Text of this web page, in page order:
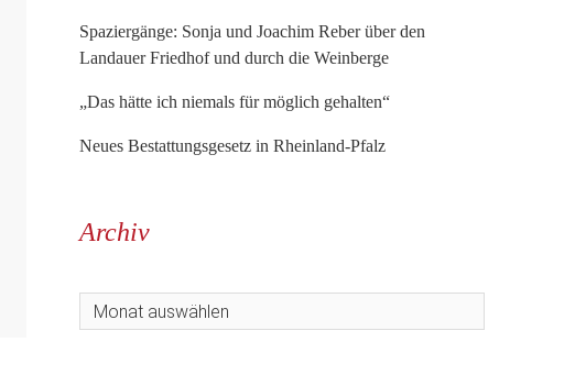
Spaziergänge: Sonja und Joachim Reber über den
Landauer Friedhof und durch die Weinberge
„Das hätte ich niemals für möglich gehalten“
Neues Bestattungsgesetz in Rheinland-Pfalz
Archiv